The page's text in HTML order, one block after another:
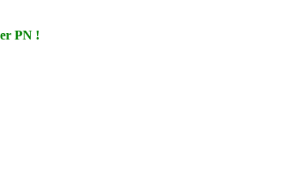
PN !